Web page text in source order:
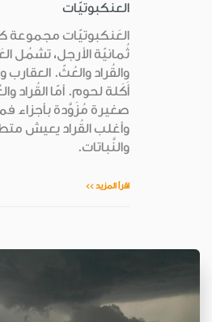
العنكبوتيّات
العَنكبوتيّات مجموعة
ثُمانيّة الأرجل، تشمُل
والقُراد والعُثّ.
أَكَلة لحوم. أمّا القُراد
صغيرة مُزَوَّدة بأجزاء
وأغلب القُراد يعيش
والنَّباتات.
اقرأ المزيد >>